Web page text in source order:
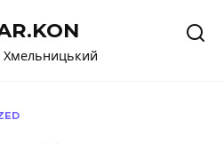
Хмельницький